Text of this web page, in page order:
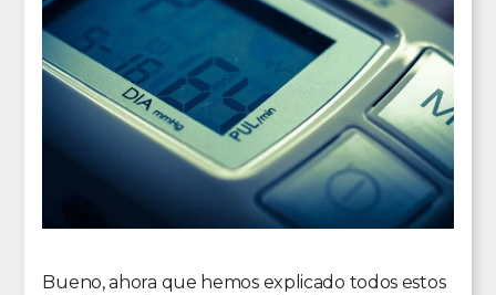
Bueno, ahora que hemos explicado todos estos